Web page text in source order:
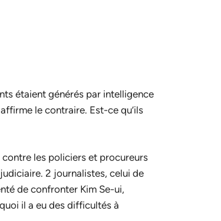
étaient générés par intelligence
le contraire. Est-ce qu’ils
les policiers et procureurs
2 journalistes, celui de
de confronter Kim Se-ui,
il a eu des difficultés à